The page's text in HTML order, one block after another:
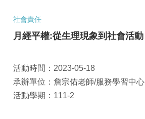
社會責任
月經平權:從生理現象到社會活動
活動時間：2023-05-18
承辦單位：詹宗佑老師/服務學習中心
活動學期：111-2